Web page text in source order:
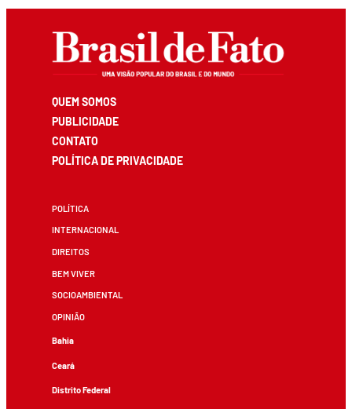
QUEM SOMOS
PUBLICIDADE
CONTATO
POLÍTICA DE PRIVACIDADE
POLÍTICA
INTERNACIONAL
DIREITOS
BEM VIVER
SOCIOAMBIENTAL
OPINIÃO
Bahia
Ceará
Distrito Federal